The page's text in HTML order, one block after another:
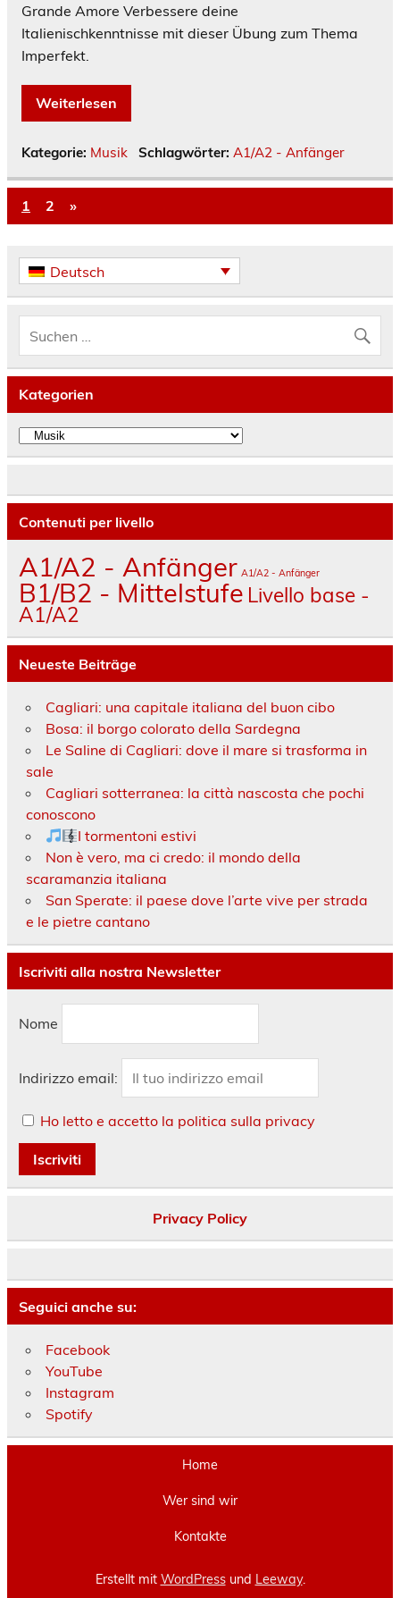
Grande Amore Verbessere deine
Italienischkenntnisse mit dieser Übung zum Thema
Imperfekt.
Weiterlesen
Kategorie: Musik Schlagwörter: A1/A2 - Anfänger
1 2 »
Deutsch
Kategorien
Kategorien
Contenuti per livello
A1/A2 - Anfänger A1/A2 - Anfänger
B1/B2 - Mittelstufe Livello base -
A1/A2
Neueste Beiträge
Cagliari: una capitale italiana del buon cibo
Bosa: il borgo colorato della Sardegna
Le Saline di Cagliari: dove il mare si trasforma in
sale
Cagliari sotterranea: la città nascosta che pochi
conoscono
I tormentoni estivi
Non è vero, ma ci credo: il mondo della
scaramanzia italiana
San Sperate: il paese dove l’arte vive per strada
e le pietre cantano
Iscriviti alla nostra Newsletter
Nome
Indirizzo email:
Ho letto e accetto la politica sulla privacy
Privacy Policy
Seguici anche su:
Facebook
YouTube
Instagram
Spotify
Home
Wer sind wir
Kontakte
Erstellt mit WordPressund Leeway.